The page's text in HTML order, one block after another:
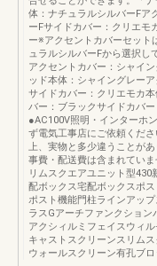
体：ナチュラルシルバーFア
ーFサイドカバー：クリエモ
ー※アクセントカバーセット
ュラルシルバーFから選択し
アクセントカバー：シャイ
ッド本体：シャイングレー
サイドカバー：クリエモカ
バー：ブラックサイドカバ
●AC100V照明・インターホ
ず電気工事店にご依頼くだ
上、実物と多少違うことが
事費・配送費は含まれてい
リムスクエアユニット型
配ボックス宅配ボックスポ
ポスト機能門柱ラインアッ
ラスGアーチファンクショ
アクシィルミフェイスウィ
キャストスクリーンスリム
ウォールスクリーン有孔ブ